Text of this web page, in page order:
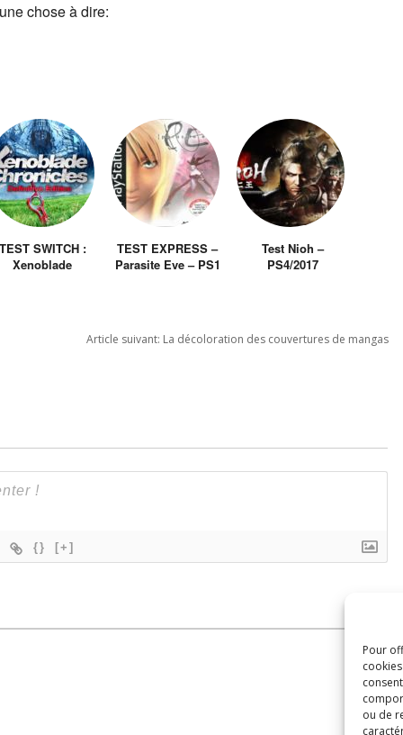
Pour
ou de
chose à dire:
TEST SWITCH :
Xenoblade
TEST EXPRESS –
Parasite Eve – PS1
Test Nioh –
PS4/2017
Article suivant: La décoloration des couvertures de mangas
{} [+]